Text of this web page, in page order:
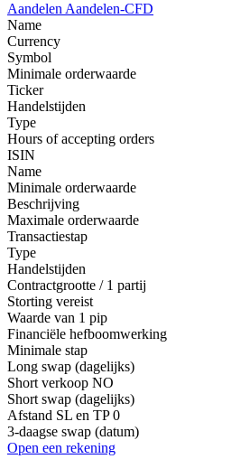
Aandelen Aandelen-CFD
Name
Currency
Symbol
Minimale orderwaarde
Ticker
Handelstijden
Type
Hours of accepting orders
ISIN
Name
Minimale orderwaarde
Beschrijving
Maximale orderwaarde
Transactiestap
Type
Handelstijden
Contractgrootte / 1 partij
Storting vereist
Waarde van 1 pip
Financiële hefboomwerking
Minimale stap
Long swap (dagelijks)
Short verkoop NO
Short swap (dagelijks)
Afstand SL en TP 0
3-daagse swap (datum)
Open een rekening